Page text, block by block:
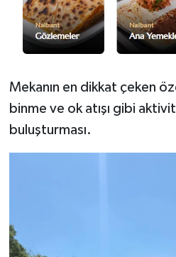
Mekanın en dikkat çeken
binme ve ok atışı gibi
buluşturması.